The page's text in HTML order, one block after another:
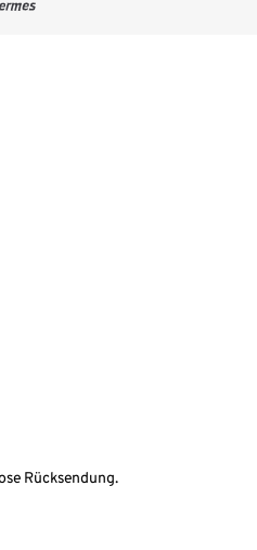
Rücksendung.